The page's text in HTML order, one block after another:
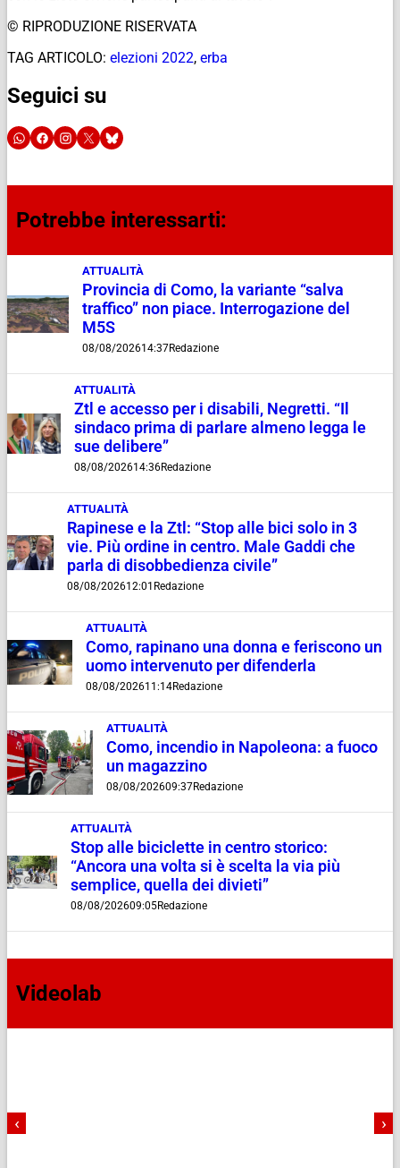
© RIPRODUZIONE RISERVATA
TAG ARTICOLO: elezioni 2022, erba
Seguici su
Potrebbe interessarti:
ATTUALITÀ
Provincia di Como, la variante “salva
traffico” non piace. Interrogazione del
M5S
08/08/202614:37Redazione
ATTUALITÀ
Ztl e accesso per i disabili, Negretti. “Il
sindaco prima di parlare almeno legga le
sue delibere”
08/08/202614:36Redazione
ATTUALITÀ
Rapinese e la Ztl: “Stop alle bici solo in 3
vie. Più ordine in centro. Male Gaddi che
parla di disobbedienza civile”
08/08/202612:01 Redazione
ATTUALITÀ
Como, rapinano una donna e feriscono un
uomo intervenuto per difenderla
08/08/202611:14Redazione
ATTUALITÀ
Como, incendio in Napoleona: a fuoco
un magazzino
08/08/202609:37Redazione
ATTUALITÀ
Stop alle biciclette in centro storico:
“Ancora una volta si è scelta la via più
semplice, quella dei divieti”
08/08/202609:05Redazione
Videolab
‹ ›